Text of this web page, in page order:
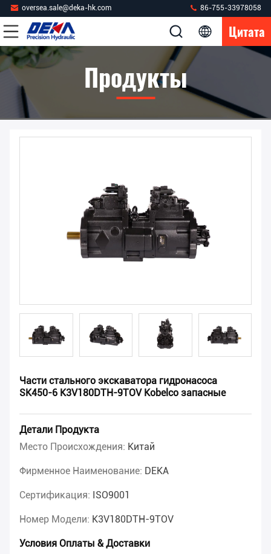
oversea.sale@deka-hk.com 86-755-33978058
Цитата
Продукты
Части стального экскаватора гидронасоса
SK450-6 K3V180DTH-9TOV Kobelco запасные
Детали Продукта
Место Происхождения: Китай
Фирменное Наименование: DEKA
Сертификация: ISO9001
Номер Модели: K3V180DTH-9TOV
Условия Оплаты & Доставки